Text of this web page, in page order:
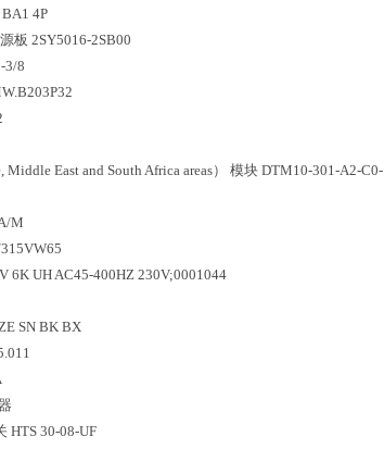
4P
板 2SY5016-2SB00
3/8
Middle East and South Africa areas） 模块 DTM10-301-A2-C0-
M
UH AC45-400HZ 230V;0001044
SN BK BX
HTS 30-08-UF